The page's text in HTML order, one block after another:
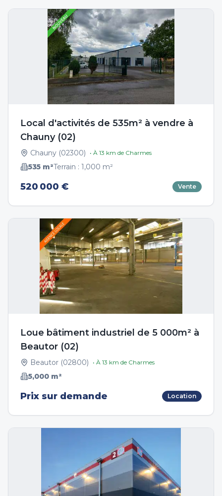
Local d'activités de 535m² à vendre à
Chauny (02)
Chauny (02300) • À 13 km de Charmes
535 m²Terrain : 1,000 m²
520 000 € Vente
Loue bâtiment industriel de 5 000m² à
Beautor (02)
Beautor (02800) • À 13 km de Charmes
5,000 m²
Prix sur demande Location